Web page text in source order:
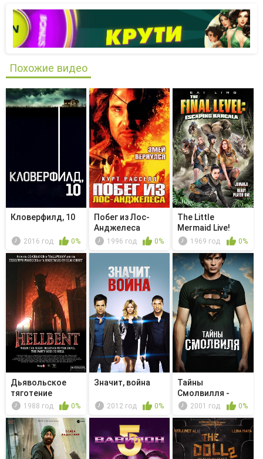
Похожие видео
Кловерфилд, 10
2016 год 0%
Побег из Лос-
Анджелеса
1996 год 0%
The Little
Mermaid Live!
1969 год 0%
Дьявольское
тяготение
1988 год 0%
Значит, война
2012 год 0%
Тайны
Смолвилля -
Брошенный
2001 год 0%